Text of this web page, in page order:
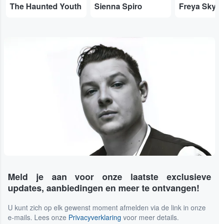
The Haunted Youth Sienna Spiro Freya
Meld je aan voor onze laatste exclusieve
updates, aanbiedingen en meer te ontvangen!
U kunt zich op elk gewenst moment afmelden via de link in onze
e-mails. Lees onze Privacyverklaring voor meer details.